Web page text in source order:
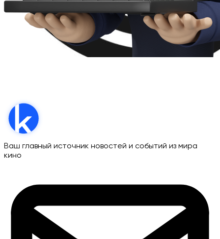
Ваш главный источник новостей и событий из мира
кино